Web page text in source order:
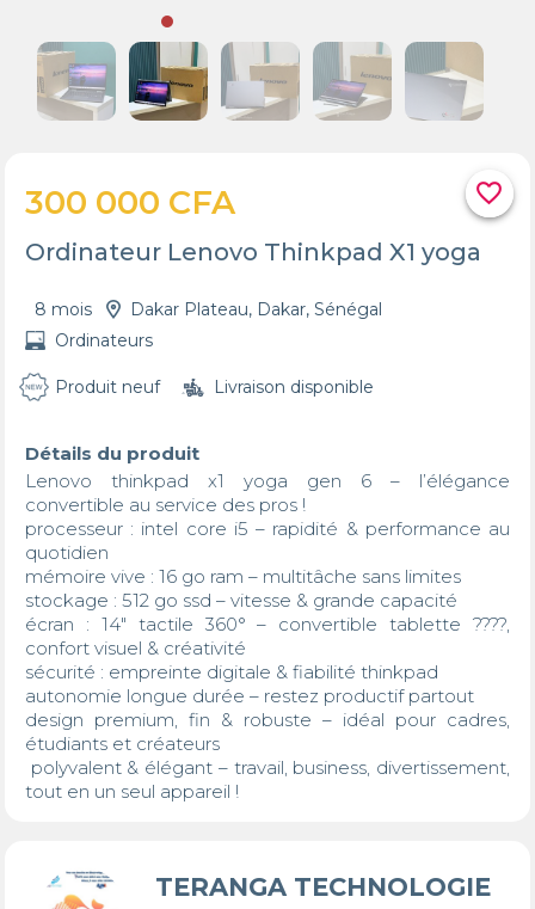
favorite_border
300 000 CFA
Ordinateur Lenovo Thinkpad X1 yoga
8 mois
Dakar Plateau, Dakar, Sénégal
Ordinateurs
Produit neuf Livraison disponible
Détails du produit
Lenovo thinkpad x1 yoga gen 6 – l’élégance
convertible au service des pros !
processeur : intel core i5 – rapidité & performance au
quotidien
mémoire vive : 16 go ram – multitâche sans limites
stockage : 512 go ssd – vitesse & grande capacité
écran : 14″ tactile 360° – convertible tablette ????,
confort visuel & créativité
sécurité : empreinte digitale & fiabilité thinkpad
autonomie longue durée – restez productif partout
design premium, fin & robuste – idéal pour cadres,
étudiants et créateurs
tout en un seul appareil !
TERANGA TECHNOLOGIE